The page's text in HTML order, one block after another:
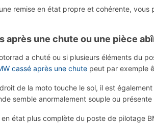
remise en état propre et cohérente,
après une chute ou une pièce
a chuté ou si plusieurs éléments du
cassé après une chute peut par exemple
de la moto touche le sol, il est également
semble anormalement souple ou
en état plus complète du poste de pilotage